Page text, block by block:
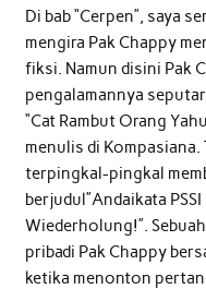
Di bab “Cerpen”, saya
mengira Pak Chappy
fiksi. Namun disini Pak
pengalamannya
“Cat Rambut Orang
menulis di
terpingkal-pingkal
berjudul”Andaikata
Wiederholung!”.
pribadi Pak Chappy
ketika menonton